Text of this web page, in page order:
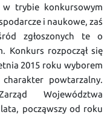
w trybie konkursowym
i naukowe, zaś
zgłoszonych te o
Konkurs rozpoczął się
2015 roku wyborem
powtarzalny.
Województwa
począwszy od roku